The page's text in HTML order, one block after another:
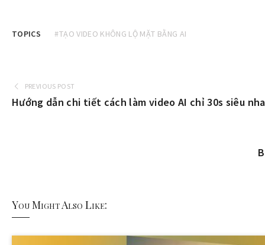
TOPICS #TẠO VIDEO KHÔNG LỘ MẶT BẰNG AI
PREVIOUS POST
Hướng dẫn chi tiết cách làm video AI chỉ 30s siêu
You Might Also Like: